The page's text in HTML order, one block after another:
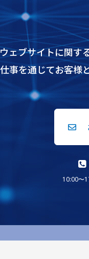
ウェブサイトに関す
事を通じてお客様
10:00〜